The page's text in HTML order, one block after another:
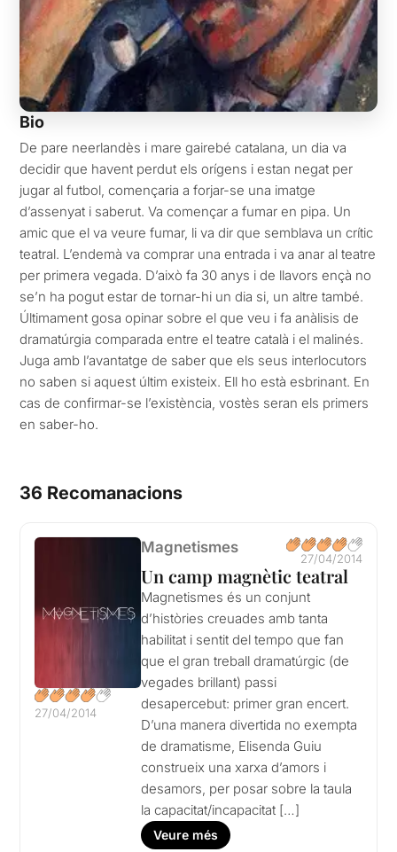
Bio
De pare neerlandès i mare gairebé catalana, un dia va
decidir que havent perdut els orígens i estan negat per
jugar al futbol, començaria a forjar-se una imatge
d’assenyat i saberut. Va començar a fumar en pipa. Un
amic que el va veure fumar, li va dir que semblava un crític
teatral. L’endemà va comprar una entrada i va anar al teatre
per primera vegada. D’això fa 30 anys i de llavors ençà no
se’n ha pogut estar de tornar-hi un dia si, un altre també.
Últimament gosa opinar sobre el que veu i fa anàlisis de
dramatúrgia comparada entre el teatre català i el malinés.
Juga amb l’avantatge de saber que els seus interlocutors
no saben si aquest últim existeix. Ell ho està esbrinant. En
cas de confirmar-se l’existència, vostès seran els primers
en saber-ho.
36 Recomanacions
27/04/2014
Magnetismes
27/04/2014
Un camp magnètic teatral
Magnetismes és un conjunt
d’històries creuades amb tanta
habilitat i sentit del tempo que fan
que el gran treball dramatúrgic (de
vegades brillant) passi
desapercebut: primer gran encert.
D’una manera divertida no exempta
de dramatisme, Elisenda Guiu
construeix una xarxa d’amors i
desamors, per posar sobre la taula
la capacitat/incapacitat […]
Veure més